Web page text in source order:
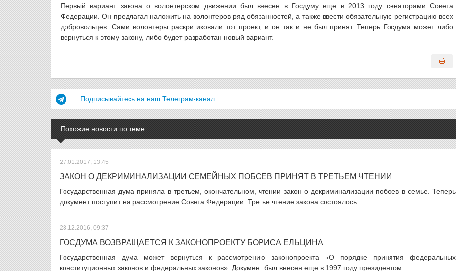
Первый вариант закона о волонтерском движении был внесен в Госдуму еще в 2013 году сенаторами Совета
Федерации. Он предлагал наложить на волонтеров ряд обязанностей, а также ввести обязательную регистрацию всех
добровольцев. Сами волонтеры раскритиковали тот проект, и он так и не был принят. Теперь Госдума может либо
вернуться к этому закону, либо будет разработан новый вариант.
Подписывайтесь на наш Телеграм-канал
Похожие новости по теме
27.01.2017, 13:45
ЗАКОН О ДЕКРИМИНАЛИЗАЦИИ СЕМЕЙНЫХ ПОБОЕВ ПРИНЯТ В ТРЕТЬЕМ ЧТЕНИИ
Государственная дума приняла в третьем, окончательном, чтении закон о декриминализации побоев в семье. Теперь
документ поступит на рассмотрение Совета Федерации. Третье чтение закона состоялось...
28.12.2016, 09:37
ГОСДУМА ВОЗВРАЩАЕТСЯ К ЗАКОНОПРОЕКТУ БОРИСА ЕЛЬЦИНА
Государственная дума может вернуться к рассмотрению законопроекта «О порядке принятия федеральных
конституционных законов и федеральных законов». Документ был внесен еще в 1997 году президентом...